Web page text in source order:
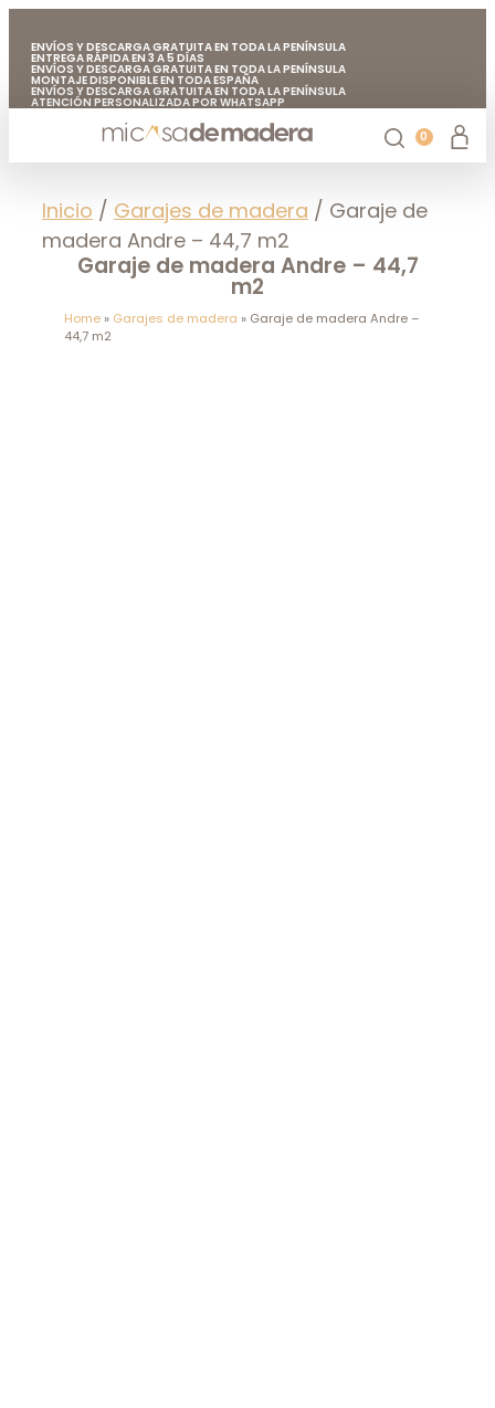
ENVÍOS Y DESCARGA GRATUITA EN TODA LA PENÍNSULA
ENTREGA RÁPIDA EN 3 A 5 DÍAS
ENVÍOS Y DESCARGA GRATUITA EN TODA LA PENÍNSULA
MONTAJE DISPONIBLE EN TODA ESPAÑA
ENVÍOS Y DESCARGA GRATUITA EN TODA LA PENÍNSULA
ATENCIÓN PERSONALIZADA POR WHATSAPP
FABRICADO EN EUROPA CON MADERA DE CALIDAD
ENVÍOS Y DESCARGA GRATUITA EN TODA LA PENÍNSULA
0
Inicio / Garajes de madera / Garaje de
madera Andre – 44,7 m2
Garaje de madera Andre – 44,7
m2
Home» Garajes de madera » Garaje de madera Andre –
44,7 m2